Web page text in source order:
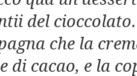
del
che la
di cacao, e la